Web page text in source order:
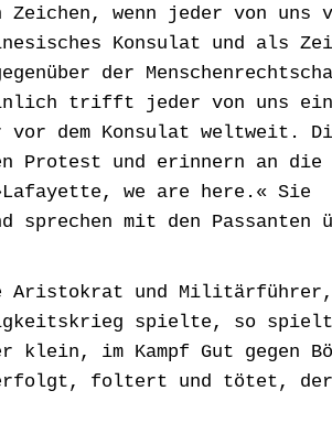
wenn jeder von uns
Konsulat und als
der
trifft jeder von uns
dem Konsulat weltweit.
und erinnern an die
we are here.« Sie
mit den Passanten
Aristokrat und
spielte, so spielt
im Kampf Gut gegen
verfolgt, foltert und tötet, der